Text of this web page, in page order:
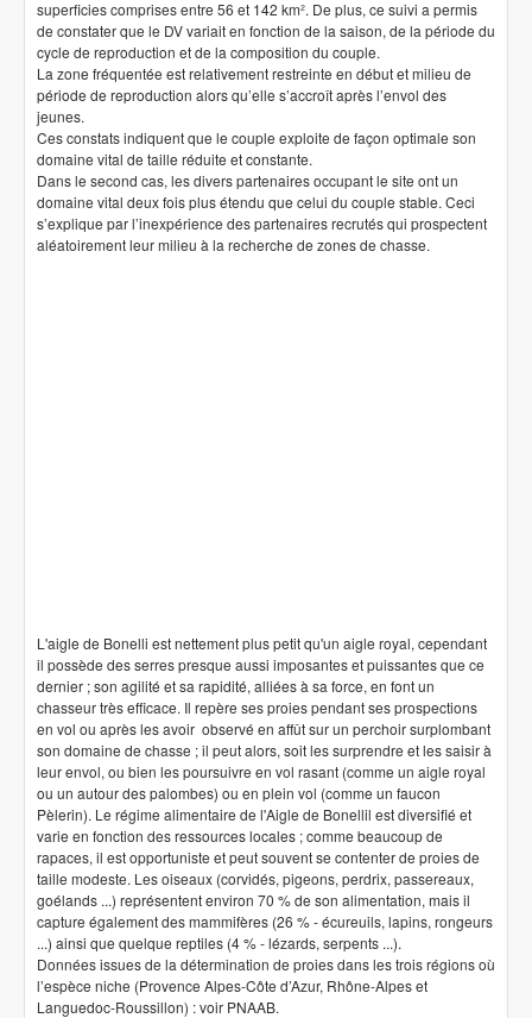
superficies comprises entre 56 et 142 km². De plus, ce suivi a permis
de constater que le DV variait en fonction de la saison, de la période du
cycle de reproduction et de la composition du couple.
La zone fréquentée est relativement restreinte en début et milieu de
période de reproduction alors qu’elle s’accroît après l’envol des
jeunes.
Ces constats indiquent que le couple exploite de façon optimale son
domaine vital de taille réduite et constante.
Dans le second cas, les divers partenaires occupant le site ont un
domaine vital deux fois plus étendu que celui du couple stable. Ceci
s’explique par l’inexpérience des partenaires recrutés qui prospectent
aléatoirement leur milieu à la recherche de zones de chasse.
L'aigle de Bonelli est nettement plus petit qu'un aigle royal, cependant
il possède des serres presque aussi imposantes et puissantes que ce
dernier ; son agilité et sa rapidité, alliées à sa force, en font un
chasseur très efficace. Il repère ses proies pendant ses prospections
en vol ou après les avoir observé en affût sur un perchoir surplombant
son domaine de chasse ; il peut alors, soit les surprendre et les saisir à
leur envol, ou bien les poursuivre en vol rasant (comme un aigle royal
ou un autour des palombes) ou en plein vol (comme un faucon
Pèlerin). Le régime alimentaire de l'Aigle de Bonellil est diversifié et
varie en fonction des ressources locales ; comme beaucoup de
rapaces, il est opportuniste et peut souvent se contenter de proies de
taille modeste. Les oiseaux (corvidés, pigeons, perdrix, passereaux,
goélands ...) représentent environ 70 % de son alimentation, mais il
capture également des mammifères (26 % - écureuils, lapins, rongeurs
...) ainsi que quelque reptiles (4 % - lézards, serpents ...).
Données issues de la détermination de proies dans les trois régions où
l’espèce niche (Provence Alpes-Côte d’Azur, Rhône-Alpes et
Languedoc-Roussillon) : voir PNAAB.